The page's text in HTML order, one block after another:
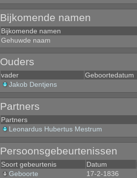
Bijkomende namen
Bijkomende namen
Gehuwde naam
Ouders
vader Geboortedatum
Jakob Dentjens
Partners
Partners
Leonardus Hubertus Mestrum
Persoonsgebeurtenissen
Soort gebeurtenis Datum
Geboorte
17-2-1836